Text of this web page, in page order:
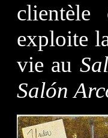
clientèle
exploite
vie au
Salón